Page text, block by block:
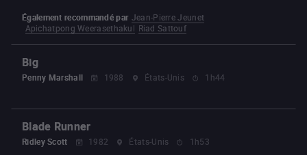
Également recommandé par Jean-Pierre Jeunet
Apichatpong Weerasethakul Riad Sattouf
Big
Penny Marshall 1988 États-Unis 1h44
Blade Runner
Ridley Scott 1982 États-Unis 1h53